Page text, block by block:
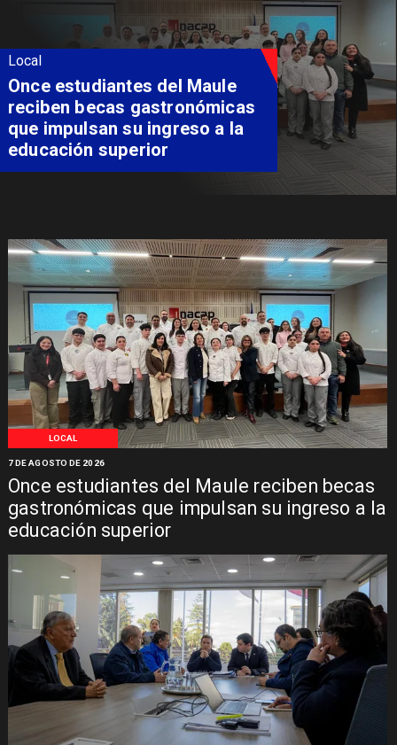
LOCAL
Once estudiantes del Maule reciben becas
gastronómicas que impulsan su ingreso a la
educación superior
7 DE AGOSTO DE 2026
Local
Álvarez-Salamanca lidera la
apuesta regional para
consolidar el Paso Pehuenche
como alternativa a Los
Libertadores